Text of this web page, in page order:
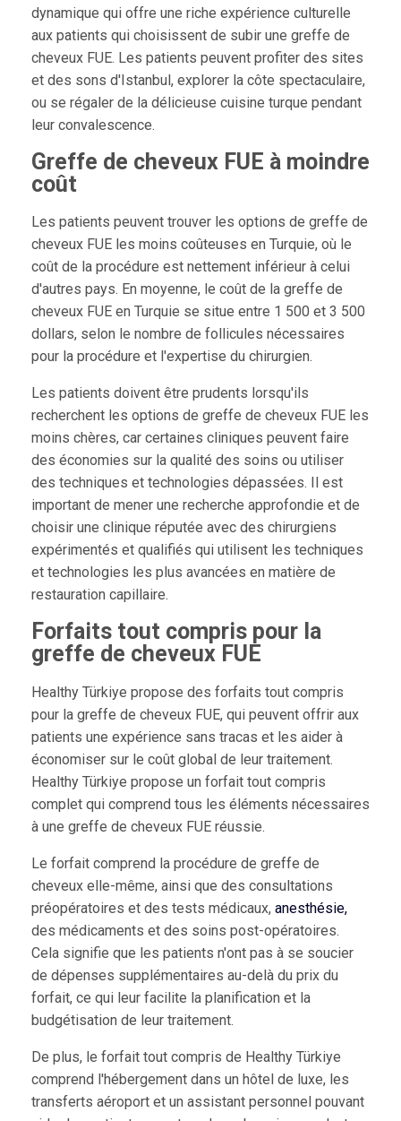
dynamique qui offre une riche expérience culturelle
aux patients qui choisissent de subir une greffe de
cheveux FUE. Les patients peuvent profiter des sites
et des sons d'Istanbul, explorer la côte spectaculaire,
ou se régaler de la délicieuse cuisine turque pendant
leur convalescence.
Greffe de cheveux FUE à moindre
coût
Les patients peuvent trouver les options de greffe de
cheveux FUE les moins coûteuses en Turquie, où le
coût de la procédure est nettement inférieur à celui
d'autres pays. En moyenne, le coût de la greffe de
cheveux FUE en Turquie se situe entre 1 500 et 3 500
dollars, selon le nombre de follicules nécessaires
pour la procédure et l'expertise du chirurgien.
Les patients doivent être prudents lorsqu'ils
recherchent les options de greffe de cheveux FUE les
moins chères, car certaines cliniques peuvent faire
des économies sur la qualité des soins ou utiliser
des techniques et technologies dépassées. Il est
important de mener une recherche approfondie et de
choisir une clinique réputée avec des chirurgiens
expérimentés et qualifiés qui utilisent les techniques
et technologies les plus avancées en matière de
restauration capillaire.
Forfaits tout compris pour la
greffe de cheveux FUE
Healthy Türkiye propose des forfaits tout compris
pour la greffe de cheveux FUE, qui peuvent offrir aux
patients une expérience sans tracas et les aider à
économiser sur le coût global de leur traitement.
Healthy Türkiye propose un forfait tout compris
complet qui comprend tous les éléments nécessaires
à une greffe de cheveux FUE réussie.
Le forfait comprend la procédure de greffe de
cheveux elle-même, ainsi que des consultations
préopératoires et des tests médicaux, anesthésie,
des médicaments et des soins post-opératoires.
Cela signifie que les patients n'ont pas à se soucier
de dépenses supplémentaires au-delà du prix du
forfait, ce qui leur facilite la planification et la
budgétisation de leur traitement.
De plus, le forfait tout compris de Healthy Türkiye
comprend l'hébergement dans un hôtel de luxe, les
transferts aéroport et un assistant personnel pouvant